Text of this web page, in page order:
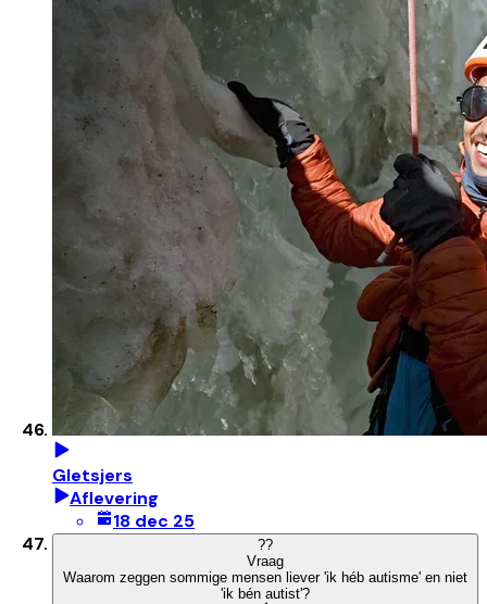
Gletsjers
Aflevering
18 dec 25
??
Vraag
Waarom zeggen sommige mensen liever 'ik héb autisme' en niet
'ik bén autist'?